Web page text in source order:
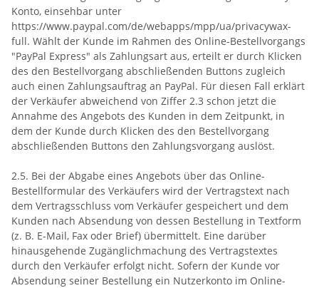
Konto, einsehbar unter
https://www.paypal.com/de/webapps/mpp/ua/privacywax-
full. Wählt der Kunde im Rahmen des Online-Bestellvorgangs
"PayPal Express" als Zahlungsart aus, erteilt er durch Klicken
des den Bestellvorgang abschließenden Buttons zugleich
auch einen Zahlungsauftrag an PayPal. Für diesen Fall erklärt
der Verkäufer abweichend von Ziffer 2.3 schon jetzt die
Annahme des Angebots des Kunden in dem Zeitpunkt, in
dem der Kunde durch Klicken des den Bestellvorgang
abschließenden Buttons den Zahlungsvorgang auslöst.
2.5. Bei der Abgabe eines Angebots über das Online-
Bestellformular des Verkäufers wird der Vertragstext nach
dem Vertragsschluss vom Verkäufer gespeichert und dem
Kunden nach Absendung von dessen Bestellung in Textform
(z. B. E-Mail, Fax oder Brief) übermittelt. Eine darüber
hinausgehende Zugänglichmachung des Vertragstextes
durch den Verkäufer erfolgt nicht. Sofern der Kunde vor
Absendung seiner Bestellung ein Nutzerkonto im Online-